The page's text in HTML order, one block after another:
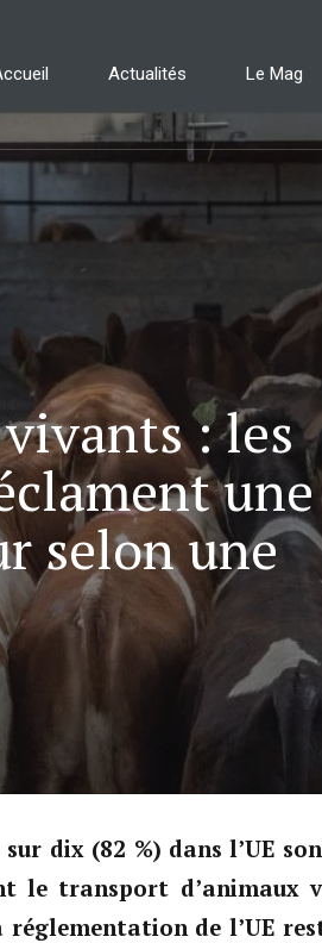
Actualités Le Mag
: les
une
selon une
dix (82 %) dans l’UE
le transport d’animaux
de l’UE